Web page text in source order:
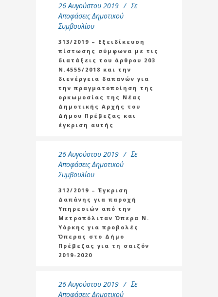
26 Αυγούστου 2019
Σε
Αποφάσεις Δημοτικού
Συμβουλίου
313/2019 – Εξειδίκευση
πίστωσης σύμφωνα με τις
διατάξεις του άρθρου 203
Ν.4555/2018 και την
διενέργεια δαπανών για
την πραγματοποίηση της
ορκωμοσίας της Νέας
Δημοτικής Αρχής του
Δήμου Πρέβεζας και
έγκριση αυτής
26 Αυγούστου 2019
Σε
Αποφάσεις Δημοτικού
Συμβουλίου
312/2019 – Έγκριση
Δαπάνης για παροχή
Υπηρεσιών από την
Μετροπόλιταν Όπερα Ν.
Υόρκης για προβολές
Όπερας στο Δήμο
Πρέβεζας για τη σαιζόν
2019-2020
26 Αυγούστου 2019
Σε
Αποφάσεις Δημοτικού